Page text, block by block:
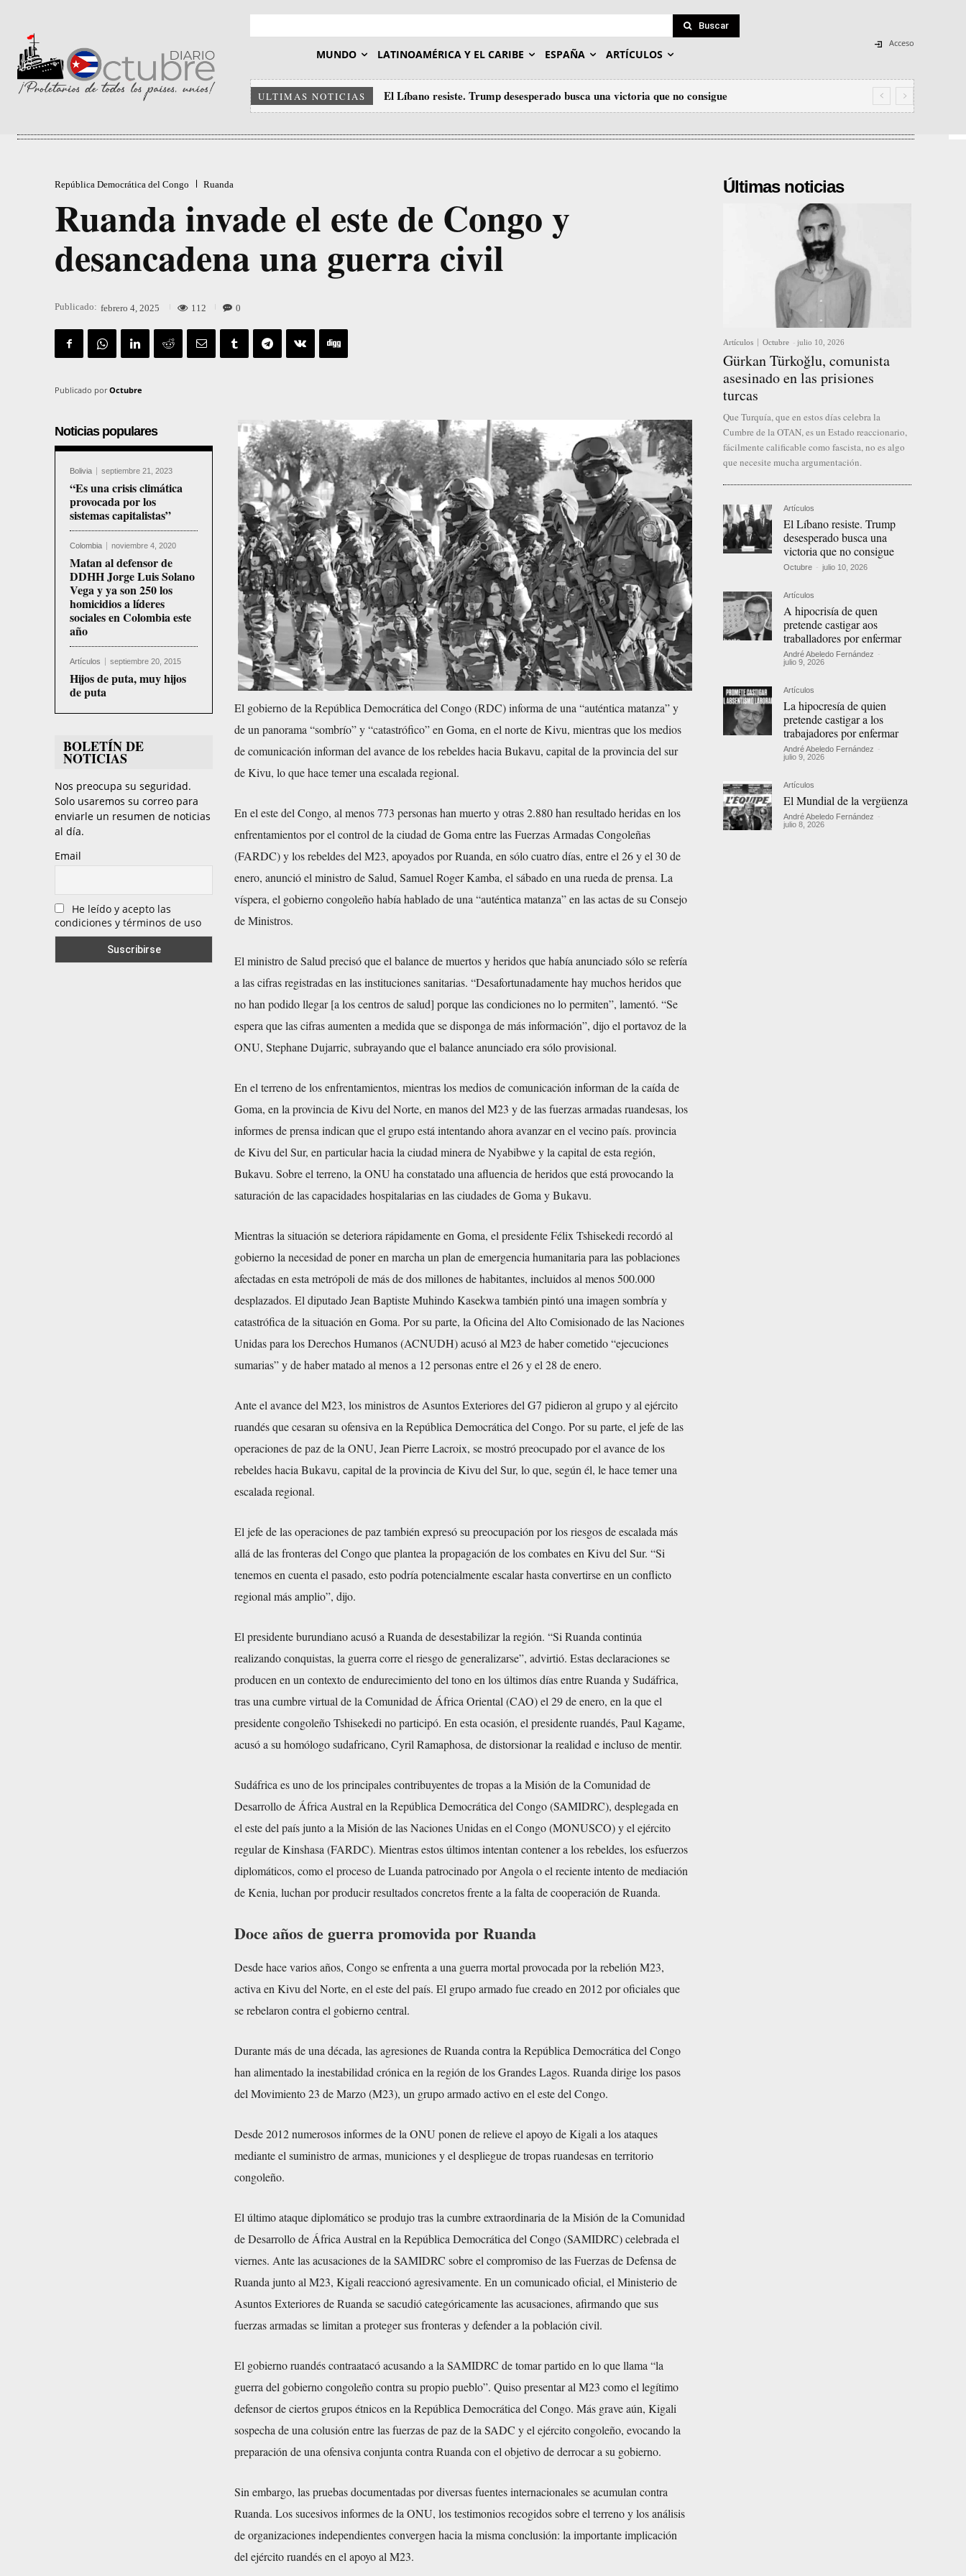
Buscar
MUNDO LATINOAMÉRICA Y EL CARIBE ESPAÑA ARTÍCULOS
Acceso
ULTIMAS NOTICIAS El Líbano resiste. Trump desesperado busca una victoria que no consigue
República Democrática del Congo Ruanda
Ruanda invade el este de Congo y
desancadena una guerra civil
Publicado: febrero 4, 2025 112 0
Publicado por Octubre
Noticias populares
Bolivia septiembre 21, 2023
“Es una crisis climática
provocada por los
sistemas capitalistas”
Colombia noviembre 4, 2020
Matan al defensor de
DDHH Jorge Luis Solano
Vega y ya son 250 los
homicidios a líderes
sociales en Colombia este
año
Artículos septiembre 20, 2015
Hijos de puta, muy hijos
de puta
BOLETÍN DE
NOTICIAS
Nos preocupa su seguridad.
Solo usaremos su correo para
enviarle un resumen de noticias
al día.
Email
He leído y acepto las
condiciones y términos de uso
El gobierno de la República Democrática del Congo (RDC) informa de una “auténtica matanza” y
de un panorama “sombrío” y “catastrófico” en Goma, en el norte de Kivu, mientras que los medios
de comunicación informan del avance de los rebeldes hacia Bukavu, capital de la provincia del sur
de Kivu, lo que hace temer una escalada regional.
En el este del Congo, al menos 773 personas han muerto y otras 2.880 han resultado heridas en los
enfrentamientos por el control de la ciudad de Goma entre las Fuerzas Armadas Congoleñas
(FARDC) y los rebeldes del M23, apoyados por Ruanda, en sólo cuatro días, entre el 26 y el 30 de
enero, anunció el ministro de Salud, Samuel Roger Kamba, el sábado en una rueda de prensa. La
víspera, el gobierno congoleño había hablado de una “auténtica matanza” en las actas de su Consejo
de Ministros.
El ministro de Salud precisó que el balance de muertos y heridos que había anunciado sólo se refería
a las cifras registradas en las instituciones sanitarias. “Desafortunadamente hay muchos heridos que
no han podido llegar [a los centros de salud] porque las condiciones no lo permiten”, lamentó. “Se
espera que las cifras aumenten a medida que se disponga de más información”, dijo el portavoz de la
ONU, Stephane Dujarric, subrayando que el balance anunciado era sólo provisional.
En el terreno de los enfrentamientos, mientras los medios de comunicación informan de la caída de
Goma, en la provincia de Kivu del Norte, en manos del M23 y de las fuerzas armadas ruandesas, los
informes de prensa indican que el grupo está intentando ahora avanzar en el vecino país. provincia
de Kivu del Sur, en particular hacia la ciudad minera de Nyabibwe y la capital de esta región,
Bukavu. Sobre el terreno, la ONU ha constatado una afluencia de heridos que está provocando la
saturación de las capacidades hospitalarias en las ciudades de Goma y Bukavu.
Mientras la situación se deteriora rápidamente en Goma, el presidente Félix Tshisekedi recordó al
gobierno la necesidad de poner en marcha un plan de emergencia humanitaria para las poblaciones
afectadas en esta metrópoli de más de dos millones de habitantes, incluidos al menos 500.000
desplazados. El diputado Jean Baptiste Muhindo Kasekwa también pintó una imagen sombría y
catastrófica de la situación en Goma. Por su parte, la Oficina del Alto Comisionado de las Naciones
Unidas para los Derechos Humanos (ACNUDH) acusó al M23 de haber cometido “ejecuciones
sumarias” y de haber matado al menos a 12 personas entre el 26 y el 28 de enero.
Ante el avance del M23, los ministros de Asuntos Exteriores del G7 pidieron al grupo y al ejército
ruandés que cesaran su ofensiva en la República Democrática del Congo. Por su parte, el jefe de las
operaciones de paz de la ONU, Jean Pierre Lacroix, se mostró preocupado por el avance de los
rebeldes hacia Bukavu, capital de la provincia de Kivu del Sur, lo que, según él, le hace temer una
escalada regional.
El jefe de las operaciones de paz también expresó su preocupación por los riesgos de escalada más
allá de las fronteras del Congo que plantea la propagación de los combates en Kivu del Sur. “Si
tenemos en cuenta el pasado, esto podría potencialmente escalar hasta convertirse en un conflicto
regional más amplio”, dijo.
El presidente burundiano acusó a Ruanda de desestabilizar la región. “Si Ruanda continúa
realizando conquistas, la guerra corre el riesgo de generalizarse”, advirtió. Estas declaraciones se
producen en un contexto de endurecimiento del tono en los últimos días entre Ruanda y Sudáfrica,
tras una cumbre virtual de la Comunidad de África Oriental (CAO) el 29 de enero, en la que el
presidente congoleño Tshisekedi no participó. En esta ocasión, el presidente ruandés, Paul Kagame,
acusó a su homólogo sudafricano, Cyril Ramaphosa, de distorsionar la realidad e incluso de mentir.
Sudáfrica es uno de los principales contribuyentes de tropas a la Misión de la Comunidad de
Desarrollo de África Austral en la República Democrática del Congo (SAMIDRC), desplegada en
el este del país junto a la Misión de las Naciones Unidas en el Congo (MONUSCO) y el ejército
regular de Kinshasa (FARDC). Mientras estos últimos intentan contener a los rebeldes, los esfuerzos
diplomáticos, como el proceso de Luanda patrocinado por Angola o el reciente intento de mediación
de Kenia, luchan por producir resultados concretos frente a la falta de cooperación de Ruanda.
Doce años de guerra promovida por Ruanda
Desde hace varios años, Congo se enfrenta a una guerra mortal provocada por la rebelión M23,
activa en Kivu del Norte, en el este del país. El grupo armado fue creado en 2012 por oficiales que
se rebelaron contra el gobierno central.
Durante más de una década, las agresiones de Ruanda contra la República Democrática del Congo
han alimentado la inestabilidad crónica en la región de los Grandes Lagos. Ruanda dirige los pasos
del Movimiento 23 de Marzo (M23), un grupo armado activo en el este del Congo.
Desde 2012 numerosos informes de la ONU ponen de relieve el apoyo de Kigali a los ataques
mediante el suministro de armas, municiones y el despliegue de tropas ruandesas en territorio
congoleño.
El último ataque diplomático se produjo tras la cumbre extraordinaria de la Misión de la Comunidad
de Desarrollo de África Austral en la República Democrática del Congo (SAMIDRC) celebrada el
viernes. Ante las acusaciones de la SAMIDRC sobre el compromiso de las Fuerzas de Defensa de
Ruanda junto al M23, Kigali reaccionó agresivamente. En un comunicado oficial, el Ministerio de
Asuntos Exteriores de Ruanda se sacudió categóricamente las acusaciones, afirmando que sus
fuerzas armadas se limitan a proteger sus fronteras y defender a la población civil.
El gobierno ruandés contraatacó acusando a la SAMIDRC de tomar partido en lo que llama “la
guerra del gobierno congoleño contra su propio pueblo”. Quiso presentar al M23 como el legítimo
defensor de ciertos grupos étnicos en la República Democrática del Congo. Más grave aún, Kigali
sospecha de una colusión entre las fuerzas de paz de la SADC y el ejército congoleño, evocando la
preparación de una ofensiva conjunta contra Ruanda con el objetivo de derrocar a su gobierno.
Sin embargo, las pruebas documentadas por diversas fuentes internacionales se acumulan contra
Ruanda. Los sucesivos informes de la ONU, los testimonios recogidos sobre el terreno y los análisis
de organizaciones independientes convergen hacia la misma conclusión: la importante implicación
del ejército ruandés en el apoyo al M23.
Últimas noticias
Artículos Octubre - julio 10, 2026
Gürkan Türkoğlu, comunista
asesinado en las prisiones
turcas
Que Turquía, que en estos días celebra la
Cumbre de la OTAN, es un Estado reaccionario,
fácilmente calificable como fascista, no es algo
que necesite mucha argumentación.
Artículos
El Líbano resiste. Trump
desesperado busca una
victoria que no consigue
Octubre - julio 10, 2026
Artículos
A hipocrisía de quen
pretende castigar aos
traballadores por enfermar
André Abeledo Fernández -
julio 9, 2026
Artículos
La hipocresía de quien
pretende castigar a los
trabajadores por enfermar
André Abeledo Fernández -
julio 9, 2026
Artículos
El Mundial de la vergüenza
André Abeledo Fernández -
julio 8, 2026